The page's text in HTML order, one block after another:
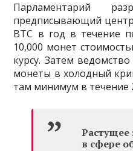
Парламентарий
предписывающий
BTC в год в течение
10,000 монет
курсу. Затем
монеты в холодный
там минимум в течение
в сфере